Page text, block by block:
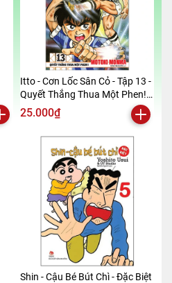
Itto - Cơn Lốc Sân Cỏ - Tập 13 -
Quyết Thắng Thua Một Phen!!
(Tái Bản 2024)
25.000₫
Shin - Cậu Bé Bút Chì - Đặc Biệt